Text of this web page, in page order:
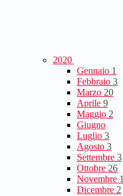
2020
Gennaio 1
Febbraio 3
Marzo 20
Aprile 9
Maggio 2
Giugno
Luglio 3
Agosto 3
Settembre 3
Ottobre 26
Novembre 1
Dicembre 2